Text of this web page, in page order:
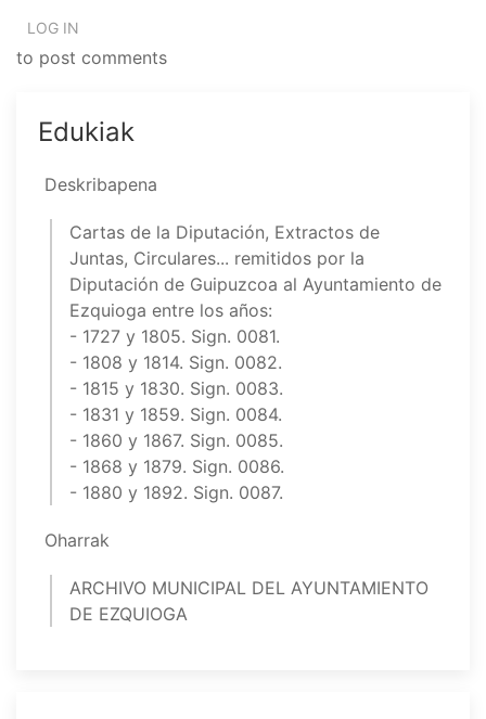
LOG IN
to post comments
Edukiak
Deskribapena
Cartas de la Diputación, Extractos de
Juntas, Circulares... remitidos por la
Diputación de Guipuzcoa al Ayuntamiento de
Ezquioga entre los años:
- 1727 y 1805. Sign. 0081.
- 1808 y 1814. Sign. 0082.
- 1815 y 1830. Sign. 0083.
- 1831 y 1859. Sign. 0084.
- 1860 y 1867. Sign. 0085.
- 1868 y 1879. Sign. 0086.
- 1880 y 1892. Sign. 0087.
Oharrak
ARCHIVO MUNICIPAL DEL AYUNTAMIENTO
DE EZQUIOGA